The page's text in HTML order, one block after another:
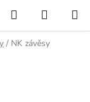
Hledat
KOŠÍK
/ NK závěsy